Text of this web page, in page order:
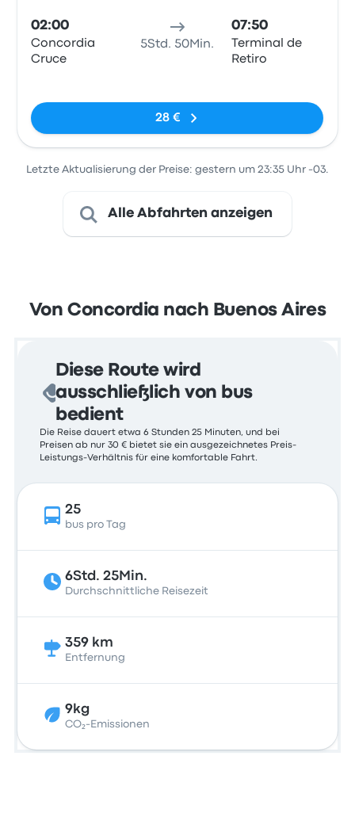
02:00
Concordia
Cruce
5Std. 50Min.
07:50
Terminal de
Retiro
28 €
Letzte Aktualisierung der Preise: gestern um 23:35 Uhr -03.
Alle Abfahrten anzeigen
Von Concordia nach Buenos Aires
Diese Route wird
ausschließlich von bus
bedient
Die Reise dauert etwa 6 Stunden 25 Minuten, und bei
Preisen ab nur 30 € bietet sie ein ausgezeichnetes Preis-
Leistungs-Verhältnis für eine komfortable Fahrt.
25
bus pro Tag
6Std. 25Min.
Durchschnittliche Reisezeit
359 km
Entfernung
9kg
CO₂-Emissionen